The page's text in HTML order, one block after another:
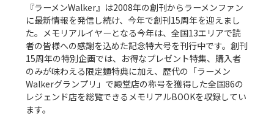
『ラーメンWalker』は2008年の創刊からラーメンファン
に最新情報を発信し続け、今年で創刊15周年を迎えまし
た。メモリアルイヤーとなる今年は、全国13エリアで読
者の皆様への感謝を込めた記念特大号を刊行中です。創刊
15周年の特別企画では、お得なプレゼント特集、購入者
のみが味わえる限定麺特典に加え、歴代の「ラーメン
Walkerグランプリ」で殿堂店の称号を獲得した全国86の
レジェンド店を総覧できるメモリアルBOOKを収録してい
ます。